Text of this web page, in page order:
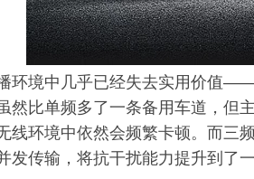
环境中几乎已经失去实用价值
然比单频多了一条备用车道，但
线环境中依然会频繁卡顿。而三
发传输，将抗干扰能力提升到了